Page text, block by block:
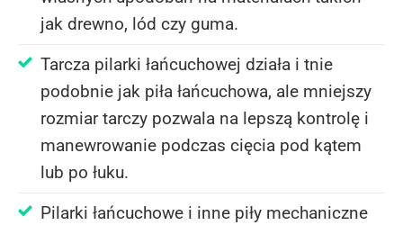
jak drewno, lód czy guma.
Tarcza pilarki łańcuchowej działa i tnie
podobnie jak piła łańcuchowa, ale mniejszy
rozmiar tarczy pozwala na lepszą kontrolę i
manewrowanie podczas cięcia pod kątem
lub po łuku.
Pilarki łańcuchowe i inne piły mechaniczne